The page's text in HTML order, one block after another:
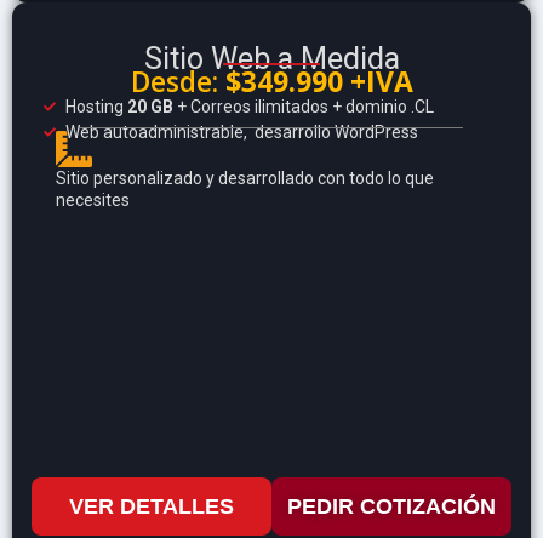
Sitio Web a Medida
Desde:$349.990 +IVA
Hosting 20 GB + Correos ilimitados + dominio .CL
Web autoadministrable, desarrollo WordPress
Sitio personalizado y desarrollado con todo lo que
necesites
VER DETALLES PEDIR COTIZACIÓN